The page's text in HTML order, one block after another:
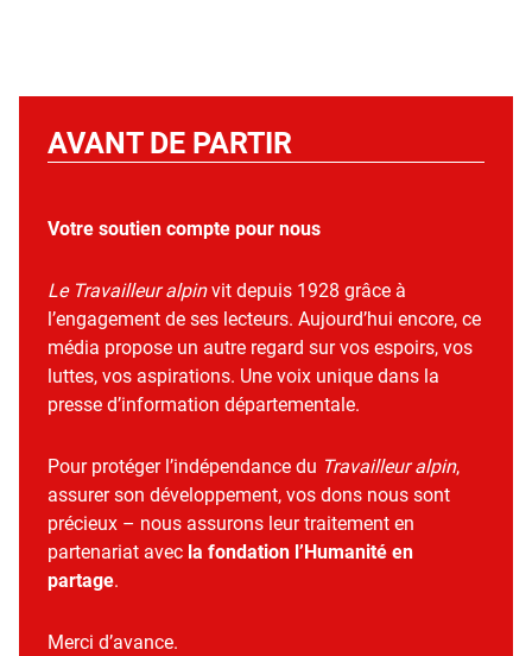
AVANT DE PARTIR
Votre soutien compte pour nous
Le Travailleur alpinvit depuis 1928 grâce à
l’engagement de ses lecteurs. Aujourd’hui encore, ce
média propose un autre regard sur vos espoirs, vos
luttes, vos aspirations. Une voix unique dans la
presse d’information départementale.
Pour protéger l’indépendance du Travailleur alpin,
assurer son développement, vos dons nous sont
précieux – nous assurons leur traitement en
partenariat avec la fondation l’Humanité en
partage.
Merci d’avance.